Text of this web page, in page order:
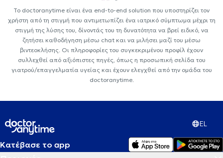
Το doctoranytime είναι ένα end-to-end solution που υποστηρίζει τον
χρήστη από τη στιγμή που αντιμετωπίζει ένα ιατρικό σύμπτωμα μέχρι τη
στιγμή της λύσης του, δίνοντάς του τη δυνατότητα να βρεί ειδικό, να
ζητήσει καθοδήγηση μέσω chat και να μιλήσει μαζί του μέσω
βιντεοκλήσης. Οι πληροφορίες του συγκεκριμένου προφίλ έχουν
συλλεχθεί από αξιόπιστες πηγές, όπως η προσωπική σελίδα του
γιατρού/επαγγελματία υγείας και έχουν ελεγχθεί από την ομάδα του
doctoranytime.
EL
Κατέβασε το app